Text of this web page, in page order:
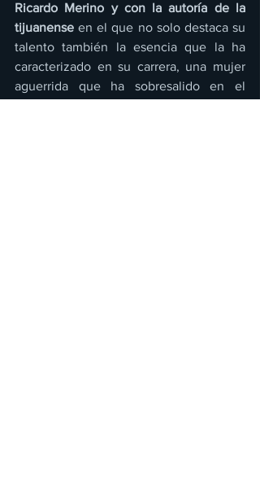
Ricardo Merino y con la autoría de la
tijuanense en el que no solo destaca su
talento también la esencia que la ha
caracterizado en su carrera, una mujer
aguerrida que ha sobresalido en el